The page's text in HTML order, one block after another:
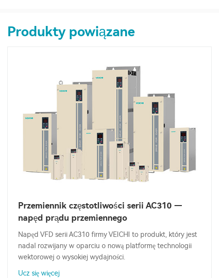
Produkty powiązane
Przemiennik częstotliwości serii AC310 —
napęd prądu przemiennego
Napęd VFD serii AC310 firmy VEICHI to produkt, który jest
nadal rozwijany w oparciu o nową platformę technologii
wektorowej o wysokiej wydajności.
Ucz się więcej